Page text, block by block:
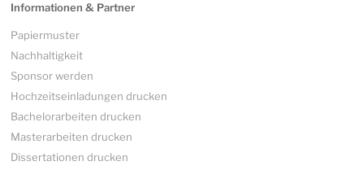
Informationen & Partner
Papiermuster
Nachhaltigkeit
Sponsor werden
Hochzeitseinladungen drucken
Bachelorarbeiten drucken
Masterarbeiten drucken
Dissertationen drucken